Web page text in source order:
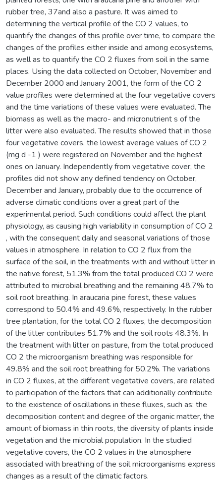
rubber tree, 37and also a pasture. It was aimed to
determining the vertical profile of the CO 2 values, to
quantify the changes of this profile over time, to compare the
changes of the profiles either inside and among ecosystems,
as well as to quantify the CO 2 fluxes from soil in the same
places. Using the data collected on October, November and
December 2000 and January 2001, the form of the CO 2
value profiles were determined at the four vegetative covers
and the time variations of these values were evaluated. The
biomass as well as the macro- and micronutrient s of the
litter were also evaluated. The results showed that in those
four vegetative covers, the lowest average values of CO 2
(mg d -1 ) were registered on November and the highest
ones on January. Independently from vegetative cover, the
profiles did not show any defined tendency on October,
December and January, probably due to the occurrence of
adverse climatic conditions over a great part of the
experimental period. Such conditions could affect the plant
physiology, as causing high variability in consumption of CO 2
, with the consequent daily and seasonal variations of those
values in atmosphere. In relation to CO 2 flux from the
surface of the soil, in the treatments with and without litter in
the native forest, 51.3% from the total produced CO 2 were
attributed to microbial breathing and the remaining 48.7% to
soil root breathing. In araucaria pine forest, these values
correspond to 50.4% and 49.6%, respectively. In the rubber
tree plantation, for the total CO 2 fluxes, the decomposition
of the litter contributes 51.7% and the soil roots 48.3%. In
the treatment with litter on pasture, from the total produced
CO 2 the microorganism breathing was responsible for
49.8% and the soil root breathing for 50.2%. The variations
in CO 2 fluxes, at the different vegetative covers, are related
to participation of the factors that can additionally contribute
to the existence of oscillations in these fluxes, such as: the
decomposition content and degree of the organic matter, the
amount of biomass in thin roots, the diversity of plants inside
vegetation and the microbial population. In the studied
vegetative covers, the CO 2 values in the atmosphere
associated with breathing of the soil microorganisms express
changes as a result of the climatic factors.